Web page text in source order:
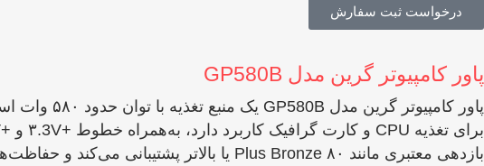
درخواست ثبت سفارش
پاور کامپیوتر گرین مدل GP580B